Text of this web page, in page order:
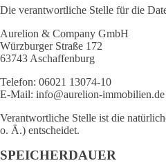
Die verantwortliche Stelle für die
Aurelion & Company GmbH
Würzburger Straße 172
63743 Aschaffenburg
Telefon: 06021 13074-10
E-Mail: info@aurelion-immobilien.de
Verantwortliche Stelle ist die
o. Ä.) entscheidet.
SPEICHERDAUER